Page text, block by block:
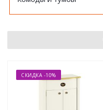
СКИДКА -10%